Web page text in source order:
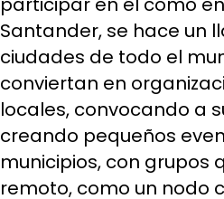
Santander, se hace un
ciudades de todo el
conviertan en
locales, convocando a
creando pequeños
municipios, con grupos
remoto, como un nodo